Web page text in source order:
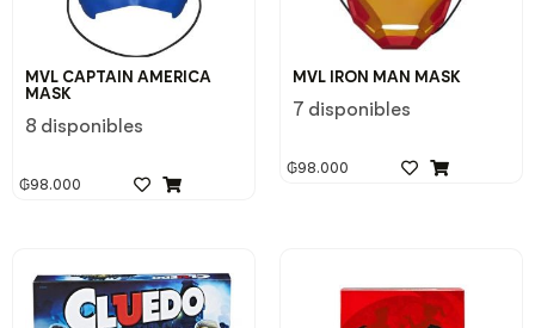
MVL CAPTAIN AMERICA
MASK
8 disponibles
₲98.000
MVL IRON MAN MASK
7 disponibles
₲98.000